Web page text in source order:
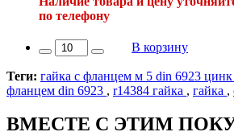
по телефону
В корзину
Теги: гайка с фланцем м 5 din 6923 цинк
фланцем din 6923 , r14384 гайка , гайка ,
ВМЕСТЕ С ЭТИМ